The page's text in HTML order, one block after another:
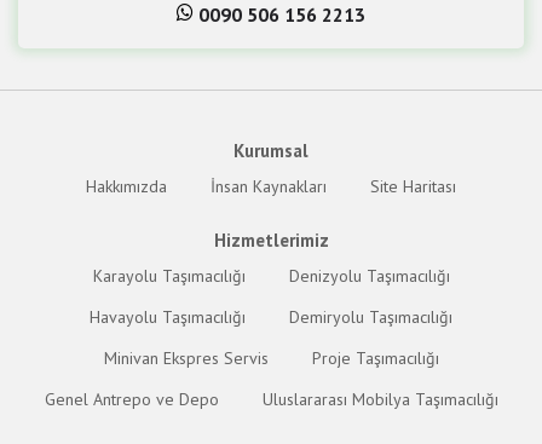
0090 506 156 2213
Kurumsal
Hakkımızda İnsan Kaynakları Site Haritası
Hizmetlerimiz
Karayolu Taşımacılığı
Denizyolu Taşımacılığı
Havayolu Taşımacılığı
Demiryolu Taşımacılığı
Minivan Ekspres Servis
Proje Taşımacılığı
Genel Antrepo ve Depo
Uluslararası Mobilya Taşımacılığı